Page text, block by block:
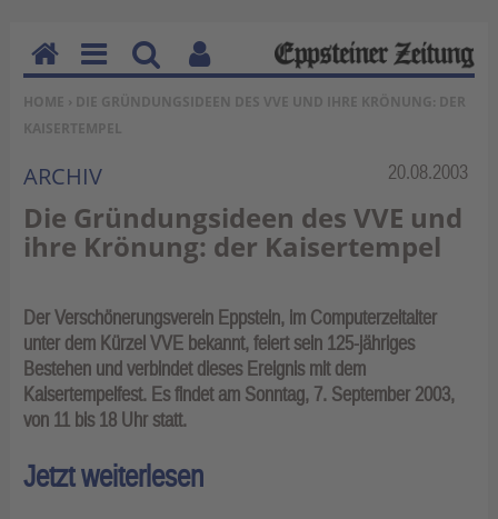
SIE BEFINDEN SICH HIER:
HOME › DIE GRÜNDUNGSIDEEN DES VVE UND IHRE KRÖNUNG: DER
KAISERTEMPEL
Rubrik:
ARCHIV 20.08.2003
Die Gründungsideen des VVE und
ihre Krönung: der Kaisertempel
Der Verschönerungsverein Eppstein, im Computerzeitalter
unter dem Kürzel VVE bekannt, feiert sein 125-jähriges
Bestehen und verbindet dieses Ereignis mit dem
Kaisertempelfest. Es findet am Sonntag, 7. September 2003,
von 11 bis 18 Uhr statt.
Jetzt weiterlesen
H
o
m
e
M
en
u
Su
ch
Be
nu
kti
on